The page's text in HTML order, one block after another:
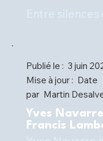
Publié le : 3 juin
Mise à jour : Date
par Martin
Yves
Francis